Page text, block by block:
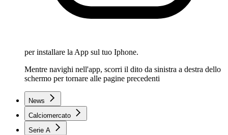
per installare la App sul tuo Iphone.
Mentre navighi nell'app, scorri il dito da sinistra a destra dello
schermo per tornare alle pagine precedenti
News
Calciomercato
Serie A